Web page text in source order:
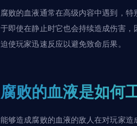
腐败的血液通常在高级内容中遇到，
于即使在静止时它也会持续造成伤害，
迫使玩家迅速反应以避免致命后果。
腐败的血液是如何
能够造成腐败的血液的敌人在对玩家造